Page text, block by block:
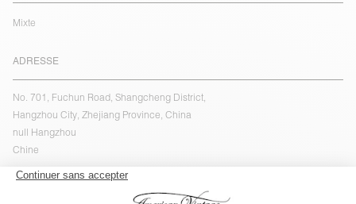
Mixte
ADRESSE
No. 701, Fuchun Road, Shangcheng District,
Hangzhou City, Zhejiang Province, China
null Hangzhou
Chine